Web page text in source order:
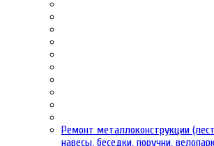
Ремонт металлоконструкции
навесы, беседки, поручни,